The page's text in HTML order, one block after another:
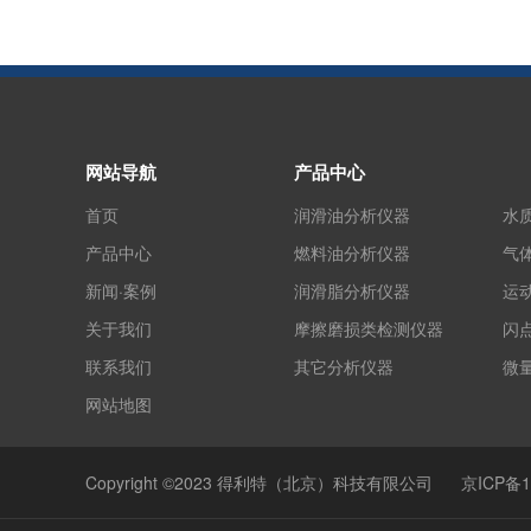
网站导航
首页
产品中心
新闻·案例
关于我们
联系我们
网站地图
产品中心
润滑油分析仪器
燃料油分析仪器
润滑脂分析仪器
摩擦磨损类检测仪器
其它分析仪器
水
气
运
闪
微
Copyright ©2023 得利特（北京）科技有限公司 京ICP备